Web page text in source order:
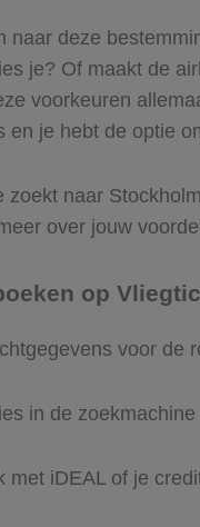
naar deze
je? Of maakt de
voorkeuren
en je hebt de optie
zoekt naar
over jouw
op
voor de
in de zoekmachine
met iDEAL of je